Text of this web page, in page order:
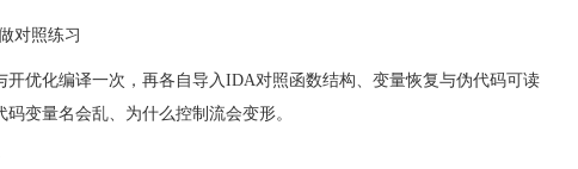
对照练习
开优化编译一次，再各自导入IDA对照函数结构、变量恢复与伪代码可读
变量名会乱、为什么控制流会变形。